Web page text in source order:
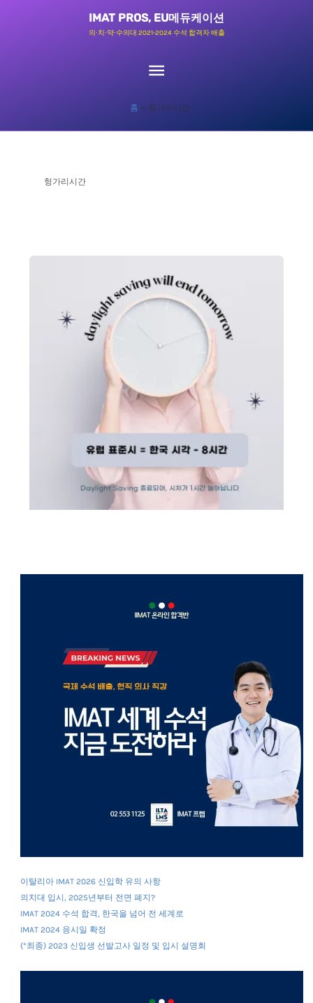
IMAT PROS, EU메듀케이션
의∙치∙약∙수의대 2021-2024 수석 합격자 배출
메
뉴
홈 헝가리시간
헝가리시간
이탈리아 IMAT 2026 신입학 유의 사항
의치대 입시, 2025년부터 전면 폐지?
IMAT 2024 수석 합격, 한국을 넘어 전 세계로
IMAT 2024 응시일 확정
(*최종) 2023 신입생 선발고사 일정 및 입시 설명회